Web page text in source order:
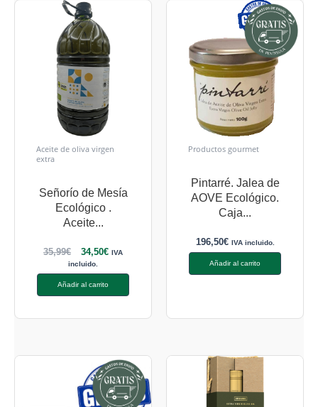
Aceite de oliva virgen
extra
Señorío de Mesía
Ecológico .
Aceite...
35,99€ 34,50€ IVA
incluido.
Añadir al carrito
Productos gourmet
Pintarré. Jalea de
AOVE Ecológico.
Caja...
196,50€ IVA incluido.
Añadir al carrito